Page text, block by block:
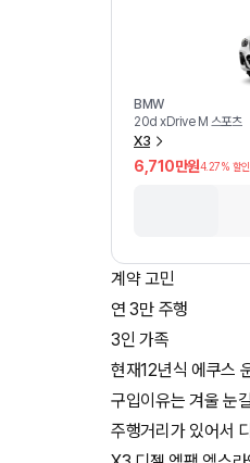
BMW
20d xDrive M 스포츠
X3
6,710만원4.27% 할인
계약 고민
연 3만 주행
3인 가족
현재12년식 에쿠스
구입이유는 겨울 눈
주행거리가 있어서